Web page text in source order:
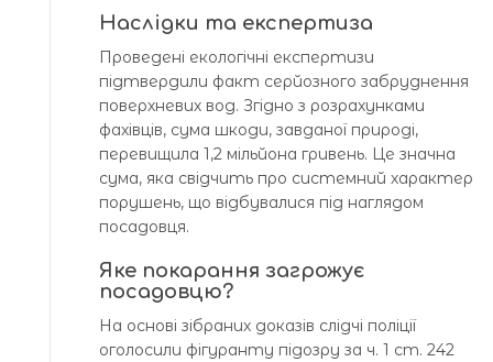
Наслідки та експертиза
Проведені екологічні експертизи
підтвердили факт серйозного забруднення
поверхневих вод. Згідно з розрахунками
фахівців, сума шкоди, завданої природі,
перевищила 1,2 мільйона гривень. Це значна
сума, яка свідчить про системний характер
порушень, що відбувалися під наглядом
посадовця.
Яке покарання загрожує
посадовцю?
На основі зібраних доказів слідчі поліції
оголосили фігуранту підозру за ч. 1 ст. 242